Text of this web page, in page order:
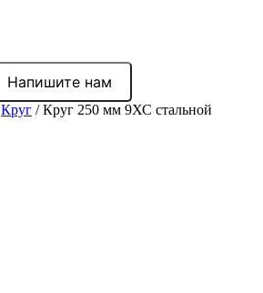
Напишите нам
Круг / Круг 250 мм 9ХС стальной